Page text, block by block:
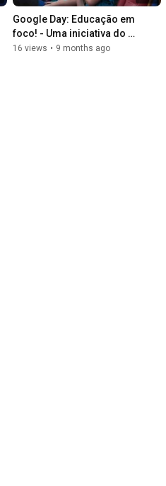
Google Day: Educação em
foco! - Uma iniciativa do
SergipeTec, Colaborativa
16 views • 9 months ago